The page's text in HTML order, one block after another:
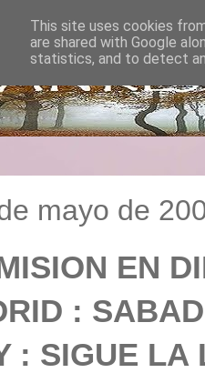
mayo de
EN
:
: SIGUE
This site uses cookies
are shared with Google
statistics, and to detect